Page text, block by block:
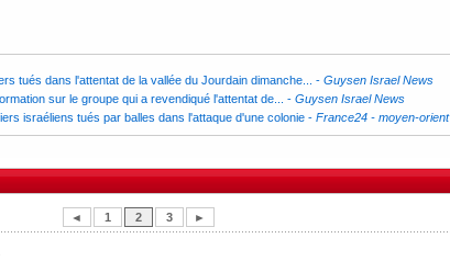
tués dans l'attentat de la vallée du Jourdain dimanche... - Guysen Israel News
sur le groupe qui a revendiqué l'attentat de...
- Guysen Israel News
israéliens tués par balles dans l'attaque d'une colonie- France24 - moyen-orient
◄ 1 2 3 ►